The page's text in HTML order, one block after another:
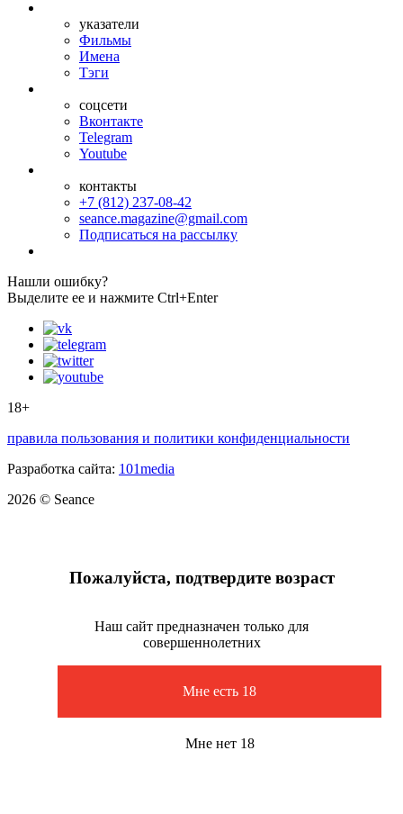
указатели
Фильмы
Имена
Тэги
соцсети
Вконтакте
Telegram
Youtube
контакты
+7 (812) 237-08-42
seance.magazine@gmail.com
Подписаться на рассылку
Нашли ошибку?
Выделите ее и нажмите Ctrl+Enter
18+
правила пользования и политики конфиденциальности
Разработка сайта: 101media
2026 © Seance
Пожалуйста, подтвердите возраст
Наш сайт предназначен только для
совершеннолетних
Мне есть 18
Мне нет 18